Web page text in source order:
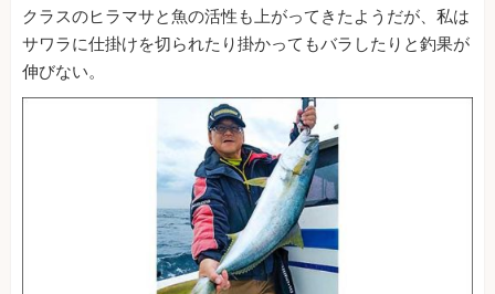
クラスのヒラマサと魚の活性も上がってきたようだが、私は
サワラに仕掛けを切られたり掛かってもバラしたりと釣果が
伸びない。